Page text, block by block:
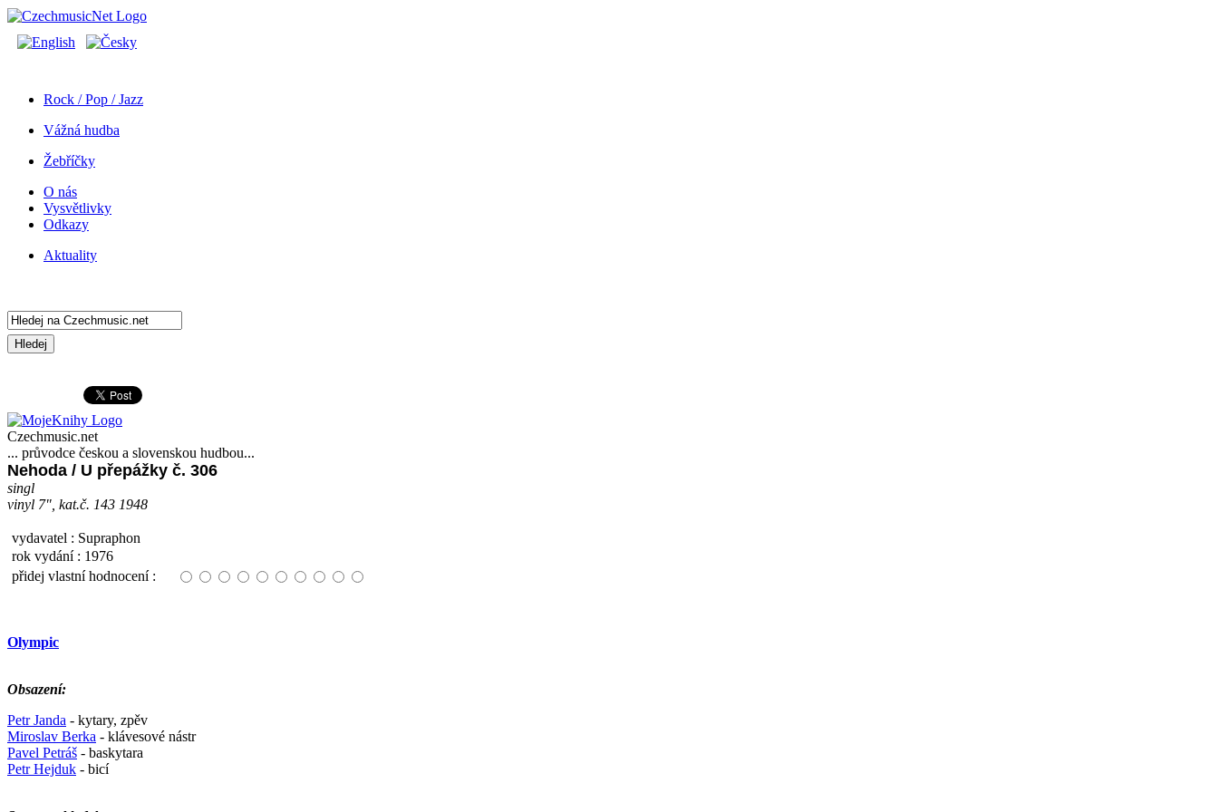
Rock / Pop / Jazz
Vážná hudba
Žebříčky
O nás
Vysvětlivky
Odkazy
Aktuality
Czechmusic.net
... průvodce českou a slovenskou hudbou...
Nehoda / U přepážky č. 306
singl
vinyl 7", kat.č. 143 1948
vydavatel : Supraphon
rok vydání : 1976
přidej vlastní hodnocení :
Olympic
Obsazení:
Petr Janda - kytary, zpěv
Miroslav Berka - klávesové nástr
Pavel Petráš - baskytara
Petr Hejduk - bicí